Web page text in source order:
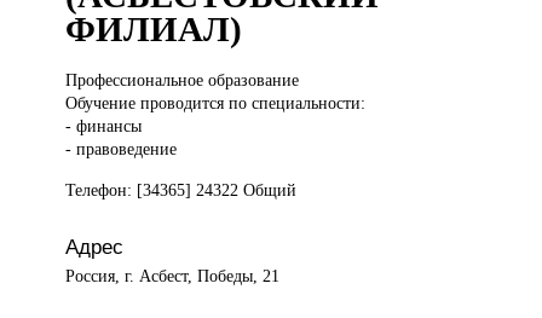
ФИЛИАЛ)
Профессиональное образование
Обучение проводится по специальности:
- финансы
- правоведение
Телефон: [34365] 24322 Общий
Адрес
Россия, г. Асбест, Победы, 21